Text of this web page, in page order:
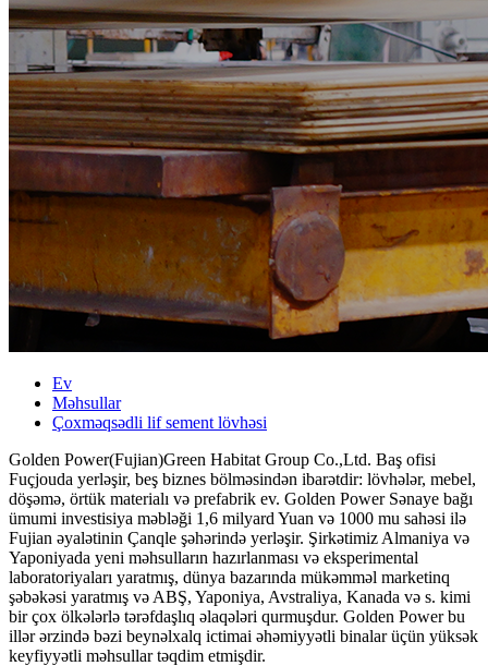
Ev
Məhsullar
Çoxməqsədli lif sement lövhəsi
Golden Power(Fujian)Green Habitat Group Co.,Ltd. Baş ofisi
Fuçjouda yerləşir, beş biznes bölməsindən ibarətdir: lövhələr, mebel,
döşəmə, örtük materialı və prefabrik ev. Golden Power Sənaye bağı
ümumi investisiya məbləği 1,6 milyard Yuan və 1000 mu sahəsi ilə
Fujian əyalətinin Çanqle şəhərində yerləşir. Şirkətimiz Almaniya və
Yaponiyada yeni məhsulların hazırlanması və eksperimental
laboratoriyaları yaratmış, dünya bazarında mükəmməl marketinq
şəbəkəsi yaratmış və ABŞ, Yaponiya, Avstraliya, Kanada və s. kimi
bir çox ölkələrlə tərəfdaşlıq əlaqələri qurmuşdur. Golden Power bu
illər ərzində bəzi beynəlxalq ictimai əhəmiyyətli binalar üçün yüksək
keyfiyyətli məhsullar təqdim etmişdir.